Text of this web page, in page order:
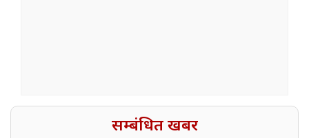
सम्बंधित खबर